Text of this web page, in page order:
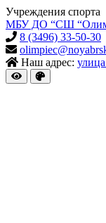
Учреждения спорта
МБУ ДО “СШ
8 (3496) 33-50-30
Наш адрес: